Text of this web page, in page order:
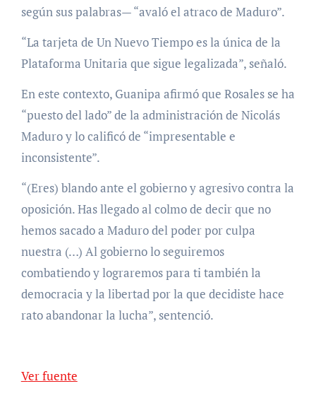
según sus palabras— “avaló el atraco de Maduro”.
“La tarjeta de Un Nuevo Tiempo es la única de la
Plataforma Unitaria que sigue legalizada”, señaló.
En este contexto, Guanipa afirmó que Rosales se ha
“puesto del lado” de la administración de Nicolás
Maduro y lo calificó de “impresentable e
inconsistente”.
“(Eres) blando ante el gobierno y agresivo contra la
oposición. Has llegado al colmo de decir que no
hemos sacado a Maduro del poder por culpa
nuestra (…) Al gobierno lo seguiremos
combatiendo y lograremos para ti también la
democracia y la libertad por la que decidiste hace
rato abandonar la lucha”, sentenció.
Ver fuente